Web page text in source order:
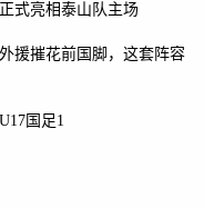
式亮相泰山队主场
援摧花前国脚，这套阵容
国足1